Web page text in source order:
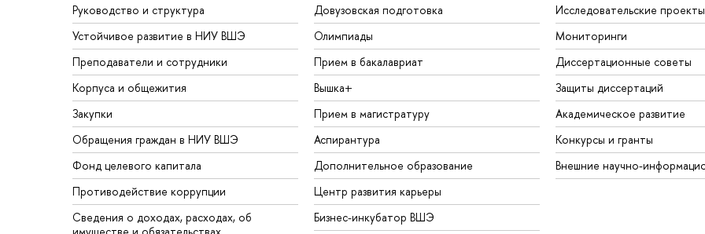
Руководство и структура
Устойчивое развитие в НИУ ВШЭ
Преподаватели и сотрудники
Корпуса и общежития
Закупки
Обращения граждан в НИУ ВШЭ
Фонд целевого капитала
Противодействие коррупции
Сведения о доходах, расходах, об
Довузовская подготовка
Олимпиады
Прием в бакалавриат
Вышка+
Прием в магистратуру
Аспирантура
Дополнительное образование
Центр развития карьеры
Бизнес-инкубатор ВШЭ
Исследовательские проекты
Мониторинги
Диссертационные советы
Защиты диссертаций
Академическое развитие
Конкурсы и гранты
Внешние научно-